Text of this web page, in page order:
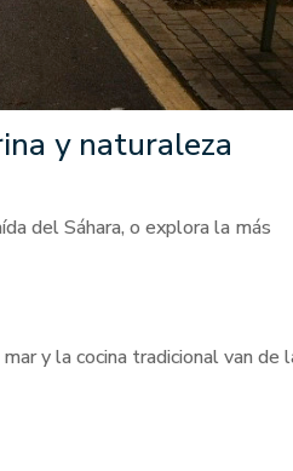
y naturaleza
del Sáhara, o explora la más
y la cocina tradicional van de